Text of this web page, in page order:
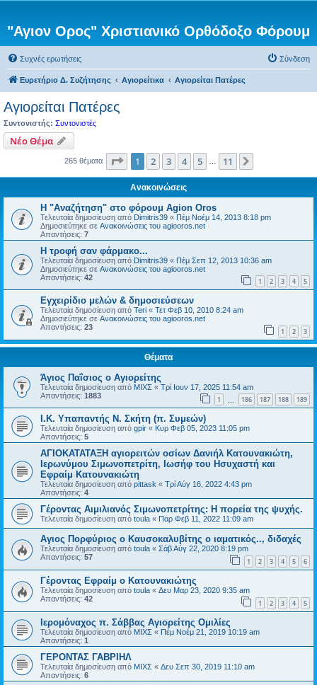
"Αγιον Ορος" Χριστιανικό Ορθόδοξο Φόρουμ
Συχνές ερωτήσεις Σύνδεση
Ευρετήριο Δ. Συζήτησης Αγιορείτικα Αγιορείται Πατέρες
Αγιορείται Πατέρες
Συντονιστής: Συντονιστές
Νέο Θέμα
265 θέματα Σελίδα από11
1 2 3 4 5 11
Ανακοινώσεις
Η "Αναζήτηση" στο φόρουμ Agion Oros
Τελευταία δημοσίευση από Dimitris39 « Πέμ Νοέμ 14, 2013 8:18 pm
Δημοσιεύτηκε σε Ανακοινώσεις του agiooros.net
Απαντήσεις: 7
H τροφή σαν φάρμακο...
Τελευταία δημοσίευση από Dimitris39 « Πέμ Σεπ 12, 2013 10:36 am
Δημοσιεύτηκε σε Ανακοινώσεις του agiooros.net
Απαντήσεις: 42 1 2 3 4 5
Εγχειρίδιο μελών & δημοσιεύσεων
Τελευταία δημοσίευση από Teri « Τετ Φεβ 10, 2010 8:24 am
Δημοσιεύτηκε σε Ανακοινώσεις του agiooros.net
Απαντήσεις: 23 1 2 3
Θέματα
Άγιος Παΐσιος ο Αγιορείτης
Τελευταία δημοσίευση από ΜΙΧΣ « Τρί Ιουν 17, 2025 11:54 am
Απαντήσεις: 1883 1 186 187 188 189
I.K. Υπαπαντής Ν. Σκήτη (π. Συμεών)
Τελευταία δημοσίευση από gpir « Κυρ Φεβ 05, 2023 11:05 pm
Απαντήσεις: 5
ΑΓΙΟΚΑΤΑΤΑΞΗ αγιορειτών οσίων Δανιήλ Κατουνακιώτη,
Ιερωνύμου Σιμωνοπετρίτη, Ιωσήφ του Ησυχαστή και
Εφραίμ Κατουνακιώτη
Τελευταία δημοσίευση από pittask « Τρί Αύγ 16, 2022 4:43 pm
Απαντήσεις: 4
Γέροντας Αιμιλιανός Σιμωνοπετρίτης: Η πορεία της ψυχής.
Τελευταία δημοσίευση από toula « Παρ Φεβ 11, 2022 11:09 am
Αγιος Πορφύριος ο Καυσοκαλυβίτης ο ιαματικός.., διδαχές
Τελευταία δημοσίευση από toula « Σάβ Αύγ 22, 2020 8:19 pm
Απαντήσεις: 57 1 2 3 4 5 6
Γέροντας Εφραίμ ο Κατουνακιώτης
Τελευταία δημοσίευση από toula « Δευ Μαρ 23, 2020 9:35 am
Απαντήσεις: 42 1 2 3 4 5
Ιερομόναχος π. Σάββας Αγιορείτης Ομιλίες
Τελευταία δημοσίευση από ΜΙΧΣ « Πέμ Νοέμ 21, 2019 10:19 am
Απαντήσεις: 1
ΓΕΡΟΝΤΑΣ ΓΑΒΡΙΗΛ
Τελευταία δημοσίευση από ΜΙΧΣ « Δευ Σεπ 30, 2019 11:10 am
Απαντήσεις: 6